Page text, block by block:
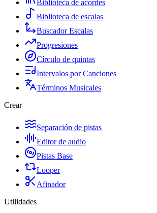
Biblioteca de acordes
Biblioteca de escalas
Buscador Escalas
Progresiones
Círculo de quintas
Intervalos por Canciones
Términos Musicales
Crear
Separación de pistas
Editor de audio
Pistas Base
Looper
Afinador
Utilidades